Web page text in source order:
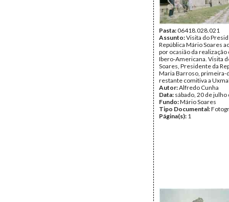
Pasta:06418.028.021
Assunto:Visita do
República Mário Soares
por ocasião da realização
Ibero-Americana. Visita
Soares, Presidente da
Maria Barroso, primeira-
restante comitiva a
Autor:Alfredo Cunha
Data: sábado, 20 de julho
Fundo:Mário Soares
Tipo Documental:
Página(s): 1